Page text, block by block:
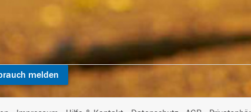
melden